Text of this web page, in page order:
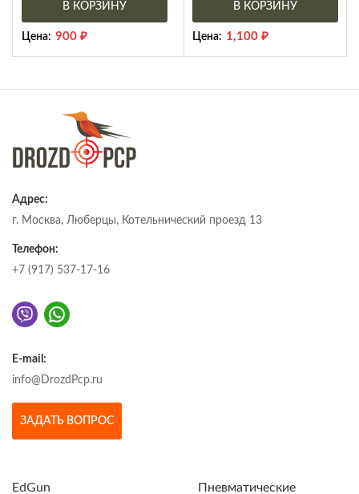
В КОРЗИНУ
Цена: 900 ₽
В КОРЗИНУ
Цена: 1,100 ₽
Адрес:
г. Москва, Люберцы, Котельнический проезд 13
Телефон:
+7 (917) 537-17-16
E-mail:
info@DrozdPcp.ru
ЗАДАТЬ ВОПРОС
EdGun Пневматические